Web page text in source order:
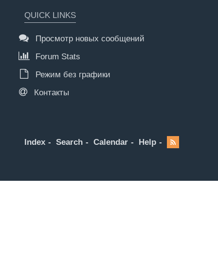
QUICK LINKS
Просмотр новых сообщений
Forum Stats
Режим без графики
Контакты
Index Search Calendar Help